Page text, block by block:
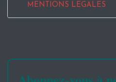
MENTIONS LEGALES